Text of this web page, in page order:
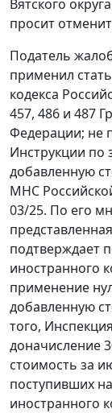
Вятского
просит
Податель
применил
кодекса
457, 486 и 487
Федерации; не
Инструкции по
добавленную
МНС
03/25. По его
подтверждает
иностранного
применение
добавленную
того,
доначисление
стоимость за
поступивших
иностранного